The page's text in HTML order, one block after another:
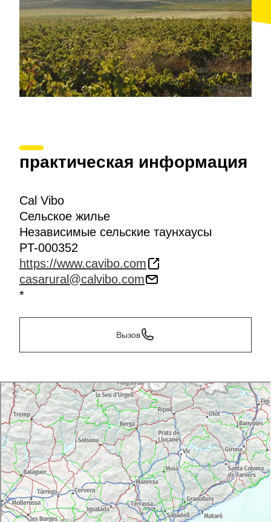
практическая информация
Cal Vibo
Сельское жилье
Независимые сельские таунхаусы
PT-000352
https://www.cavibo.com
casarural@calvibo.com
*
Вызов